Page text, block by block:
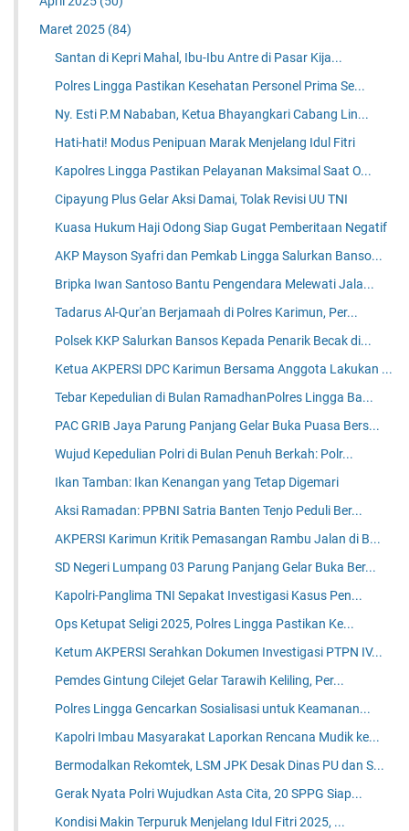
Maret 2025 (84)
Santan di Kepri Mahal, Ibu-Ibu Antre di Pasar Kija...
Polres Lingga Pastikan Kesehatan Personel Prima Se...
Ny. Esti P.M Nababan, Ketua Bhayangkari Cabang Lin...
Hati-hati! Modus Penipuan Marak Menjelang Idul Fitri
Kapolres Lingga Pastikan Pelayanan Maksimal Saat O...
Cipayung Plus Gelar Aksi Damai, Tolak Revisi UU TNI
Kuasa Hukum Haji Odong Siap Gugat Pemberitaan Negatif
AKP Mayson Syafri dan Pemkab Lingga Salurkan Banso...
Bripka Iwan Santoso Bantu Pengendara Melewati Jala...
Tadarus Al-Qur'an Berjamaah di Polres Karimun, Per...
Polsek KKP Salurkan Bansos Kepada Penarik Becak di...
Ketua AKPERSI DPC Karimun Bersama Anggota Lakukan ...
Tebar Kepedulian di Bulan RamadhanPolres Lingga Ba...
PAC GRIB Jaya Parung Panjang Gelar Buka Puasa Bers...
Wujud Kepedulian Polri di Bulan Penuh Berkah: Polr...
Ikan Tamban: Ikan Kenangan yang Tetap Digemari
Aksi Ramadan: PPBNI Satria Banten Tenjo Peduli Ber...
AKPERSI Karimun Kritik Pemasangan Rambu Jalan di B...
SD Negeri Lumpang 03 Parung Panjang Gelar Buka Ber...
Kapolri-Panglima TNI Sepakat Investigasi Kasus Pen...
Ops Ketupat Seligi 2025, Polres Lingga Pastikan Ke...
Ketum AKPERSI Serahkan Dokumen Investigasi PTPN IV...
Pemdes Gintung Cilejet Gelar Tarawih Keliling, Per...
Polres Lingga Gencarkan Sosialisasi untuk Keamanan...
Kapolri Imbau Masyarakat Laporkan Rencana Mudik ke...
Bermodalkan Rekomtek, LSM JPK Desak Dinas PU dan S...
Gerak Nyata Polri Wujudkan Asta Cita, 20 SPPG Siap...
Kondisi Makin Terpuruk Menjelang Idul Fitri 2025, ...